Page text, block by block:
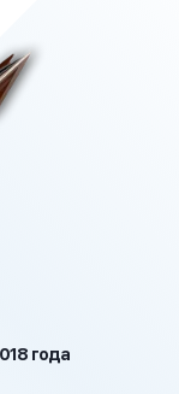
года